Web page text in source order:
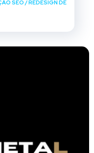
SEO /REDESIGN DE